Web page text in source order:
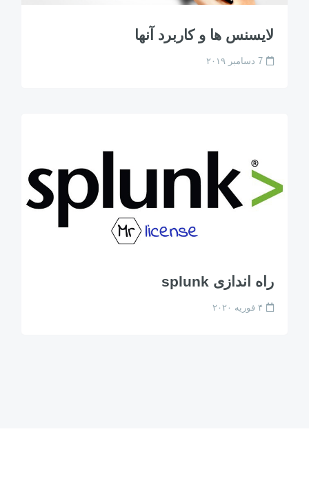
لایسنس ها و کاربرد آنها
7 دسامبر ۲۰۱۹
راه اندازی splunk
۴ فوریه ۲۰۲۰